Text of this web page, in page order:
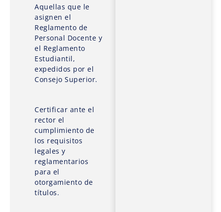
Aquellas que le
asignen el
Reglamento de
Personal Docente y
el Reglamento
Estudiantil,
expedidos por el
Consejo Superior.
Certificar ante el
rector el
cumplimiento de
los requisitos
legales y
reglamentarios
para el
otorgamiento de
títulos.